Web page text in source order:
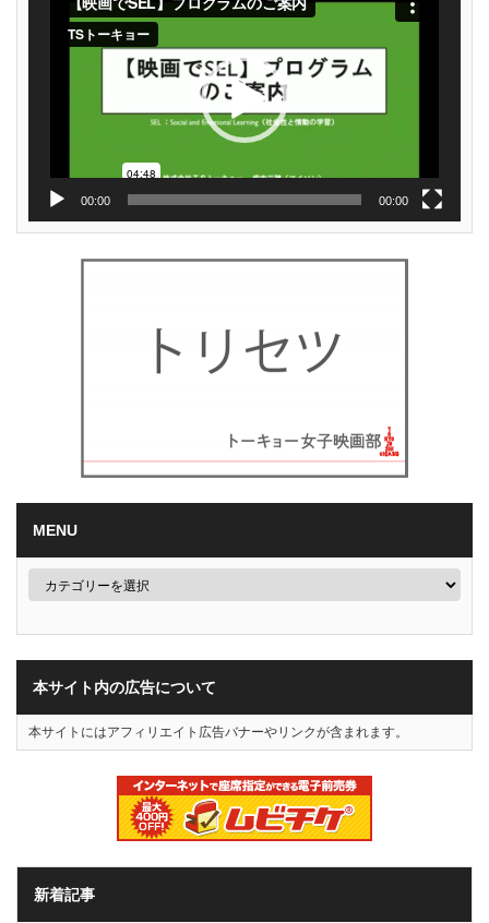
00:00 00:00
MENU
本サイト内の広告について
本サイトにはアフィリエイト広告バナーやリンクが含まれます。
新着記事